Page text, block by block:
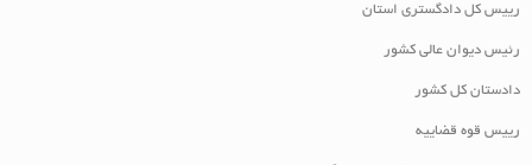
رییس کل دادگستری استان
رئیس دیوان عالی کشور
دادستان کل کشور
رییس قوه قضاییه